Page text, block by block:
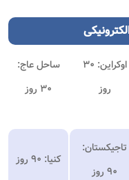
اوکراین: ۳۰
روز
ساحل عاج:
۳۰ روز
تاجیکستان:
۹۰ روز
کنیا: ۹۰ روز